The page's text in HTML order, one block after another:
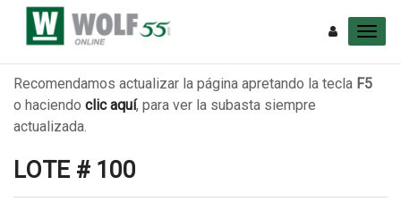
Recomendamos actualizar la página apretando la tecla F5
o haciendo clic aquí, para ver la subasta siempre
actualizada.
LOTE # 100